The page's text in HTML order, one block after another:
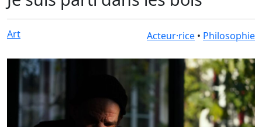
Art Acteur·rice • Philosophie